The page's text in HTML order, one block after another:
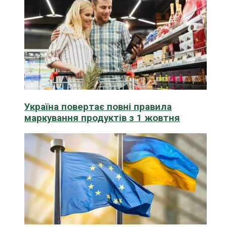
Україна повертає повні правила
маркування продуктів з 1 жовтня